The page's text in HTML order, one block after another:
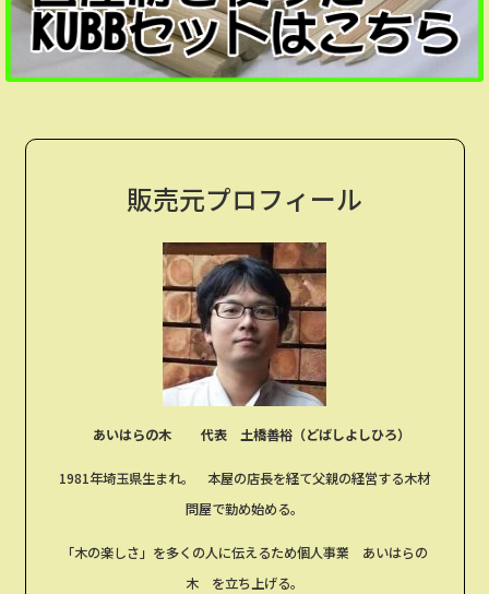
販売元プロフィール
あいはらの木 代表 土橋善裕（どばしよしひろ）
1981年埼玉県生まれ。 本屋の店長を経て父親の経営する木材
問屋で勤め始める。
「木の楽しさ」を多くの人に伝えるため個人事業 あいはらの
木 を立ち上げる。